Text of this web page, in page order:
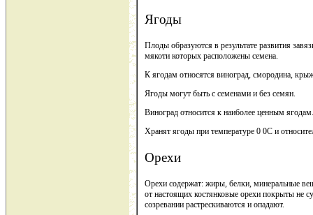
Ягоды
Плоды образуются в результате развития
мякоти которых расположены семена.
К ягодам относятся виноград, смородина,
Ягоды могут быть с семенами и без семян.
Виноград относится к наиболее ценным ягодам.
Хранят ягоды при температуре 0 0С и
Орехи
Орехи содержат: жиры, белки, минеральные
от настоящих костянковые орехи покрыты не
созревании растрескиваются и опадают.